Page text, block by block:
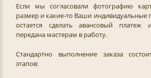
Если мы согласовали фотографию
размер и какие-то Ваши индивидуальные
остается сделать авансовый платеж
передана мастерам в работу.
Стандартно выполнение заказа
этапов: